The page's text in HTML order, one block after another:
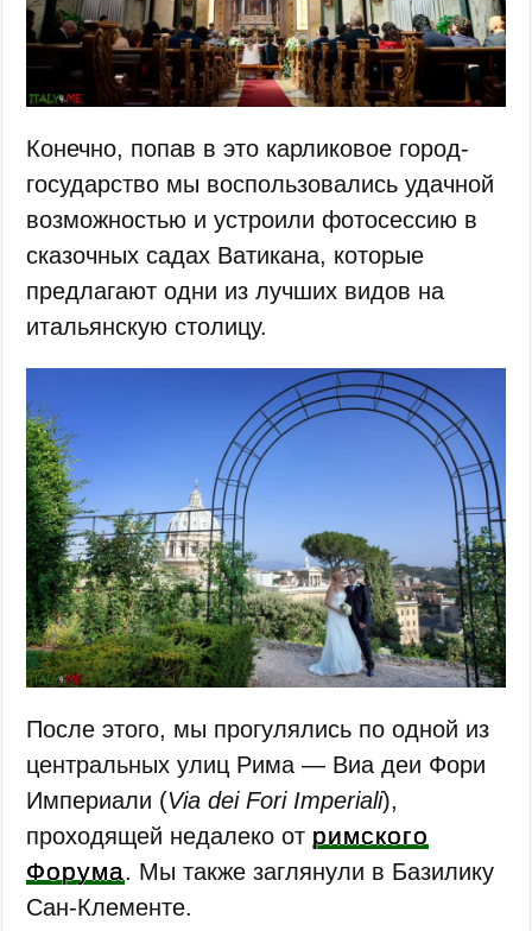
Конечно, попав в это карликовое город-
государство мы воспользовались удачной
возможностью и устроили фотосессию в
сказочных садах Ватикана, которые
предлагают одни из лучших видов на
итальянскую столицу.
После этого, мы прогулялись по одной из
центральных улиц Рима — Виа деи Фори
Империали (Via dei Fori Imperiali),
проходящей недалеко от римского
Форума. Мы также заглянули в Базилику
Сан-Клементе.